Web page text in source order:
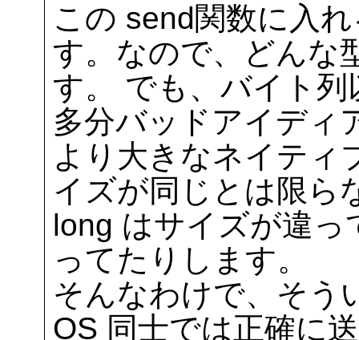
この send関数に入
す。なので、どんな
す。 でも、バイト
多分バッドアイディ
より大きなネイティ
イズが同じとは限ら
long はサイズが違
ってたりします。
そんなわけで、そう
OS 同士では正確に